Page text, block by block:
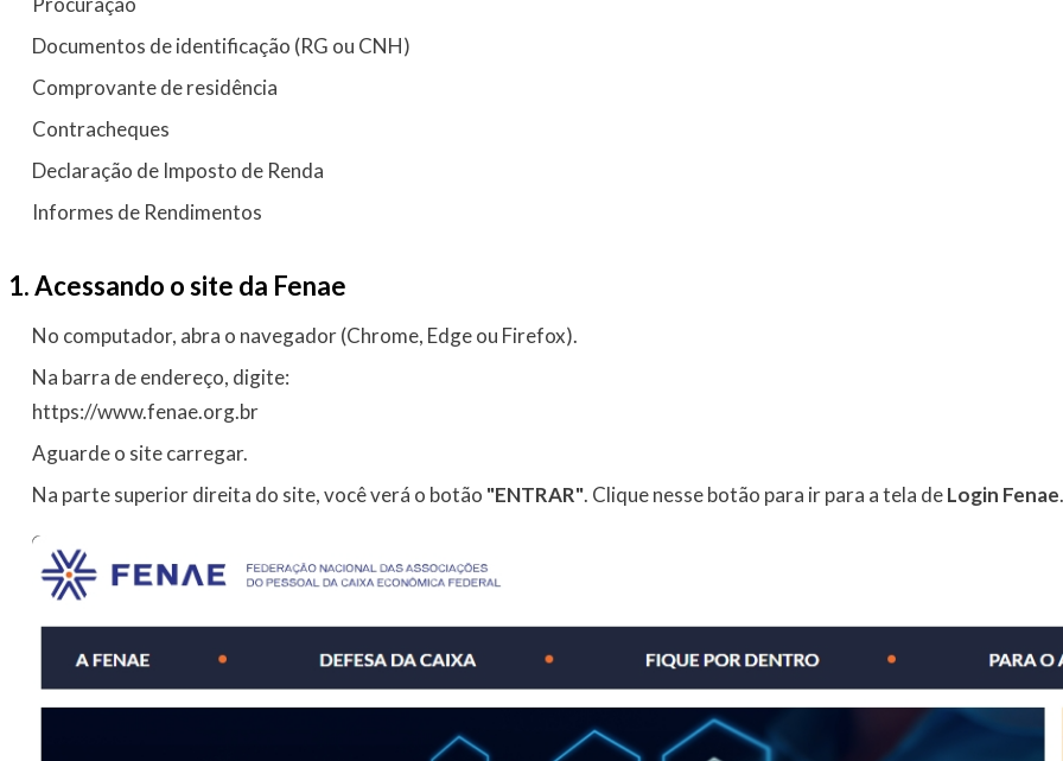
Documentos de identificação (RG ou CNH)
Comprovante de residência
Contracheques
Declaração de Imposto de Renda
Informes de Rendimentos
1. Acessando o site da Fenae
No computador, abra o navegador (Chrome, Edge ou Firefox).
Na barra de endereço, digite:
https://www.fenae.org.br
Aguarde o site carregar.
Na parte superior direita do site, você verá o botão "ENTRAR". Clique nesse botão para ir para a tela deLogin Fenae.